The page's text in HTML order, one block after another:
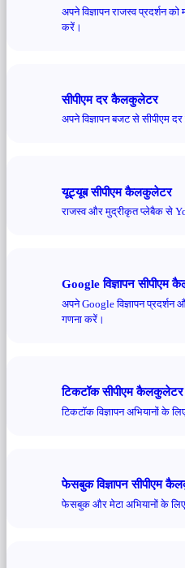
अपने विज्ञापन राजस्व प्रदर्शन
करें।
सीपीएम दर कैलकुलेटर
अपने विज्ञापन बजट से सीपीएम
यूट्यूब सीपीएम कैलकुलेटर
राजस्व और मुद्रीकृत प्लेबैक से
Google विज्ञापन सीपीएम
अपने Google विज्ञापन प्रदर्शन
गणना करें।
टिकटॉक सीपीएम कैलकुलेटर
टिकटॉक विज्ञापन अभियानों के
फेसबुक विज्ञापन सीपीएम
फेसबुक और मेटा अभियानों के